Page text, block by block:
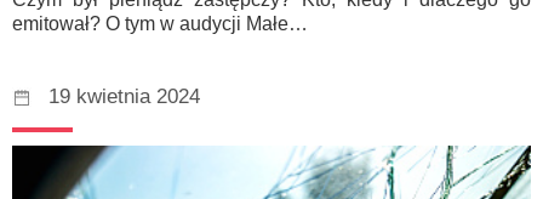
emitował? O tym w audycji Małe…
19 kwietnia 2024